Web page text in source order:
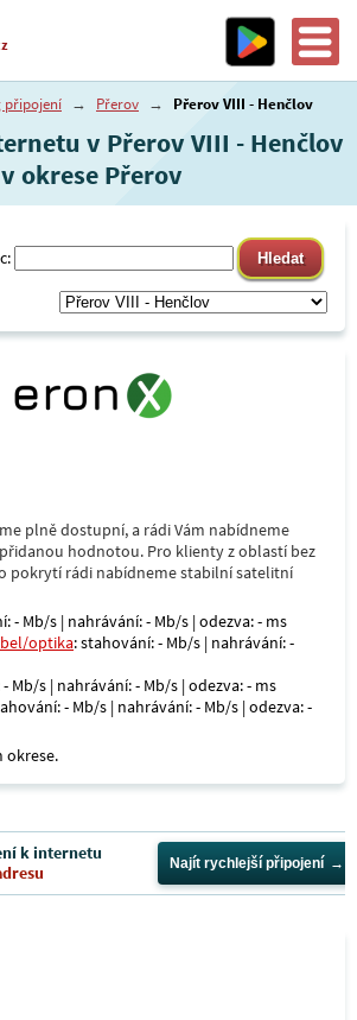
připojení → Přerov → Přerov VIII - Henčlov
v Přerov VIII - Henčlov
v okrese Přerov
plně dostupní, a rádi Vám nabídneme
hodnotou. Pro klienty z oblastí bez
pokrytí rádi nabídneme stabilní satelitní
- Mb/s | nahrávání: - Mb/s | odezva: - ms
optika: stahování: - Mb/s | nahrávání: -
Mb/s | nahrávání: - Mb/s | odezva: - ms
- Mb/s | nahrávání: - Mb/s | odezva: -
okrese.
k internetu
Najít rychlejší připojení